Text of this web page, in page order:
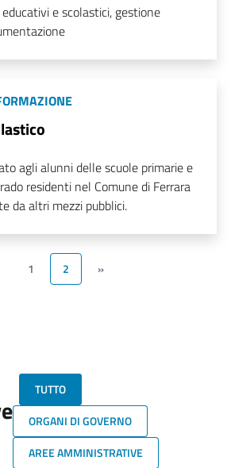
e scolastici, gestione
agli alunni delle scuole primarie e
residenti nel Comune di Ferrara
da altri mezzi pubblici.
1 2 »
TUTTO
ORGANI DI GOVERNO
AREE AMMINISTRATIVE